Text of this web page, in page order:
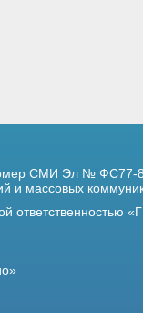
СМИ Эл № ФС77-
и массовых
ответственностью